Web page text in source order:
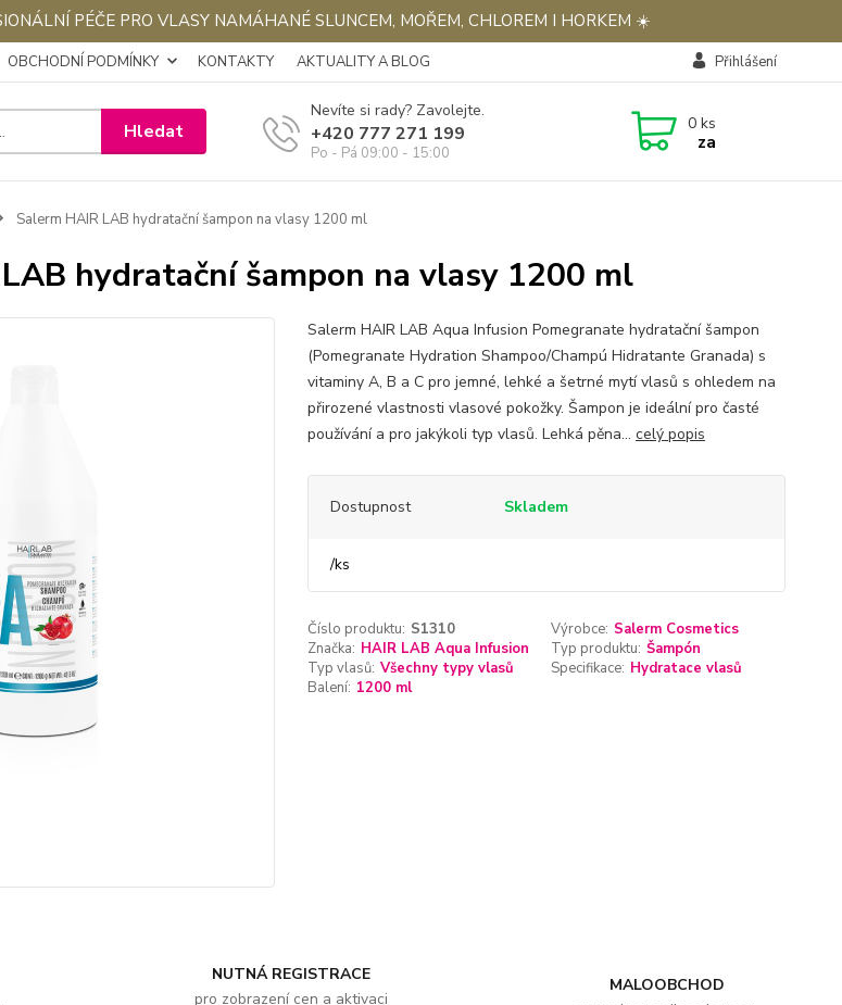
PÉČE PRO VLASY NAMÁHANÉ SLUNCEM, MOŘEM, CHLOREM I HORKEM ☀️
OBCHODNÍ PODMÍNKY KONTAKTY AKTUALITY A BLOG Přihlášení
Hledat
Nevíte si rady? Zavolejte.
+420 777 271 199
Po - Pá 09:00 - 15:00
0 ks
za
Salerm HAIR LAB hydratační šampon na vlasy 1200 ml
hydratační šampon na vlasy 1200 ml
Salerm HAIR LAB Aqua Infusion Pomegranate hydratační šampon
(Pomegranate Hydration Shampoo/Champú Hidratante Granada) s
vitaminy A, B a C pro jemné, lehké a šetrné mytí vlasů s ohledem na
přirozené vlastnosti vlasové pokožky. Šampon je ideální pro časté
používání a pro jakýkoli typ vlasů. Lehká pěna... celý popis
Dostupnost Skladem
/ks
Číslo produktu: S1310 Výrobce: Salerm Cosmetics
Značka: HAIR LAB Aqua Infusion Typ produktu: Šampón
Typ vlasů: Všechny typy vlasů Specifikace: Hydratace vlasů
Balení: 1200 ml
NUTNÁ REGISTRACE
pro zobrazení cen a aktivaci
MALOOBCHOD